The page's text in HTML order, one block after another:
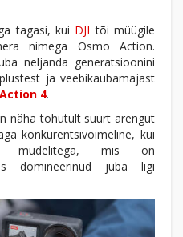
tagasi, kui DJI tõi müügile
nimega Osmo Action.
neljanda generatsioonini
ja veebikaubamajast
4.
näha tohutult suurt arengut
konkurentsivõimeline, kui
mudelitega, mis on
domineerinud juba ligi